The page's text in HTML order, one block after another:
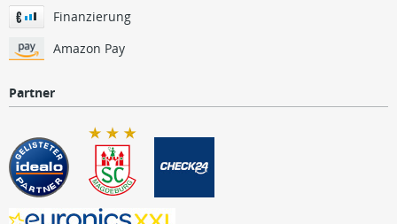
Finanzierung
Amazon Pay
Partner